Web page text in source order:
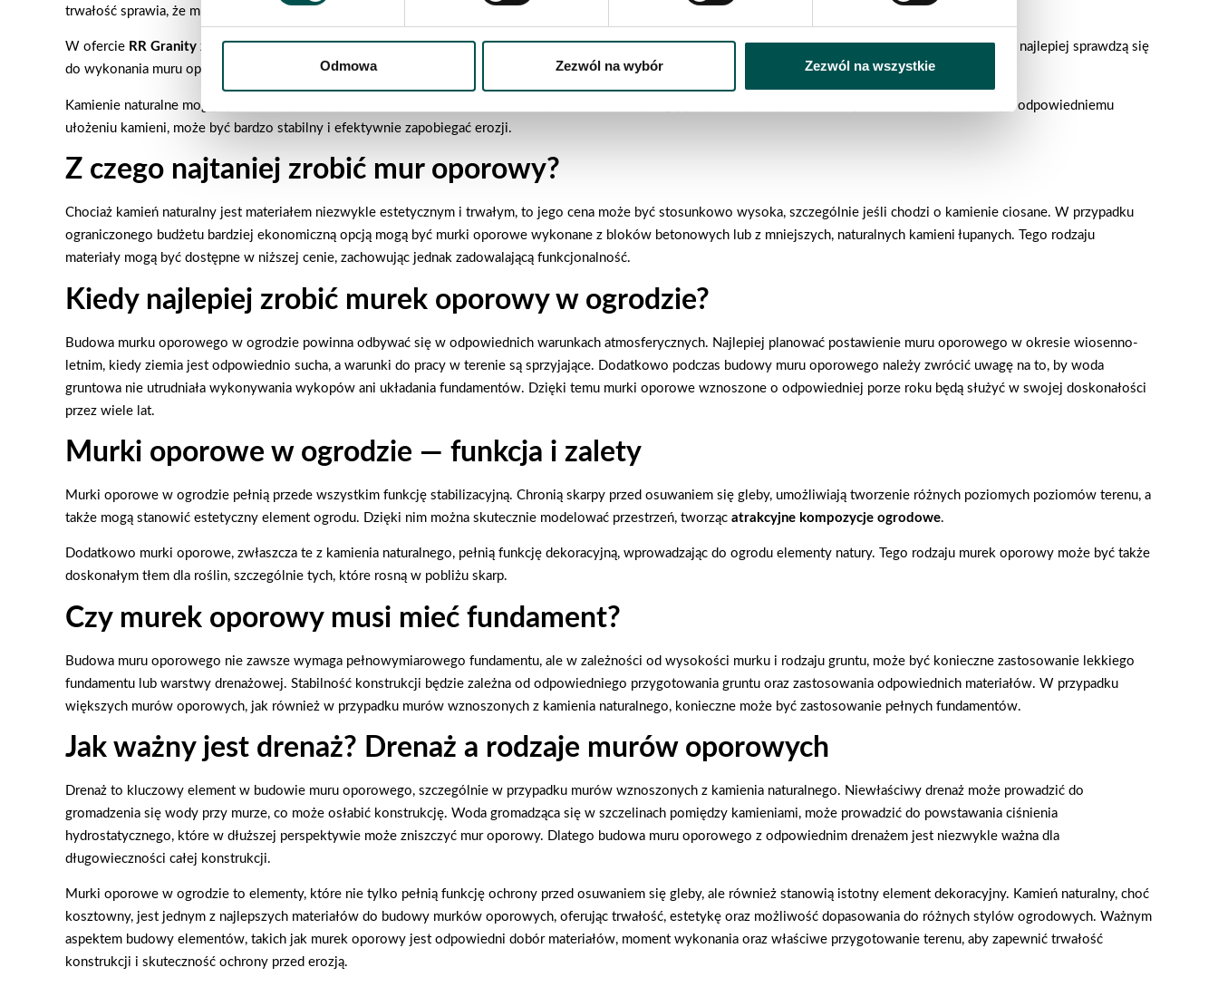
Odmowa Zezwól na wybór Zezwól na wszystkie
trwałość sprawia, że mury oporowe wykonane z kamienia naturalnego mogą służyć przez dziesięciolecia.
W ofercie RR Granity znajdą Państwo kamienie naturalne, dające szerokie możliwości w zakresie projektowania murków oporowych. Kamienie naturalne, które najlepiej sprawdzą się
do wykonania muru oporowego to
niezastąpiony granit
Kamienie naturalne mogą być także wykorzystywane do tworzenia murków suchych, które nie wymagają użycia zaprawy cementowej. Taki mur oporowy, dzięki odpowiedniemu
ułożeniu kamieni, może być bardzo stabilny i efektywnie zapobiegać erozji.
Z czego najtaniej zrobić mur oporowy?
Chociaż kamień naturalny jest materiałem niezwykle estetycznym i trwałym, to jego cena może być stosunkowo wysoka, szczególnie jeśli chodzi o kamienie ciosane. W przypadku
ograniczonego budżetu bardziej ekonomiczną opcją mogą być murki oporowe wykonane z bloków betonowych lub z mniejszych, naturalnych kamieni łupanych. Tego rodzaju
materiały mogą być dostępne w niższej cenie, zachowując jednak zadowalającą funkcjonalność.
Kiedy najlepiej zrobić murek oporowy w ogrodzie?
Budowa murku oporowego w ogrodzie powinna odbywać się w odpowiednich warunkach atmosferycznych. Najlepiej planować postawienie muru oporowego w okresie wiosenno-
letnim, kiedy ziemia jest odpowiednio sucha, a warunki do pracy w terenie są sprzyjające. Dodatkowo podczas budowy muru oporowego należy zwrócić uwagę na to, by woda
gruntowa nie utrudniała wykonywania wykopów ani układania fundamentów. Dzięki temu murki oporowe wznoszone o odpowiedniej porze roku będą służyć w swojej doskonałości
przez wiele lat.
Murki oporowe w ogrodzie — funkcja i zalety
Murki oporowe w ogrodzie pełnią przede wszystkim funkcję stabilizacyjną. Chronią skarpy przed osuwaniem się gleby, umożliwiają tworzenie różnych poziomych poziomów terenu, a
także mogą stanowić estetyczny element ogrodu. Dzięki nim można skutecznie modelować przestrzeń, tworząc atrakcyjne kompozycje ogrodowe.
Dodatkowo murki oporowe, zwłaszcza te z kamienia naturalnego, pełnią funkcję dekoracyjną, wprowadzając do ogrodu elementy natury. Tego rodzaju murek oporowy może być także
doskonałym tłem dla roślin, szczególnie tych, które rosną w pobliżu skarp.
Czy murek oporowy musi mieć fundament?
Budowa muru oporowego nie zawsze wymaga pełnowymiarowego fundamentu, ale w zależności od wysokości murku i rodzaju gruntu, może być konieczne zastosowanie lekkiego
fundamentu lub warstwy drenażowej. Stabilność konstrukcji będzie zależna od odpowiedniego przygotowania gruntu oraz zastosowania odpowiednich materiałów. W przypadku
większych murów oporowych, jak również w przypadku murów wznoszonych z kamienia naturalnego, konieczne może być zastosowanie pełnych fundamentów.
Jak ważny jest drenaż? Drenaż a rodzaje murów oporowych
Drenaż to kluczowy element w budowie muru oporowego, szczególnie w przypadku murów wznoszonych z kamienia naturalnego. Niewłaściwy drenaż może prowadzić do
gromadzenia się wody przy murze, co może osłabić konstrukcję. Woda gromadząca się w szczelinach pomiędzy kamieniami, może prowadzić do powstawania ciśnienia
hydrostatycznego, które w dłuższej perspektywie może zniszczyć mur oporowy. Dlatego budowa muru oporowego z odpowiednim drenażem jest niezwykle ważna dla
długowieczności całej konstrukcji.
Murki oporowe w ogrodzie to elementy, które nie tylko pełnią funkcję ochrony przed osuwaniem się gleby, ale również stanowią istotny element dekoracyjny. Kamień naturalny, choć
kosztowny, jest jednym z najlepszych materiałów do budowy murków oporowych, oferując trwałość, estetykę oraz możliwość dopasowania do różnych stylów ogrodowych. Ważnym
aspektem budowy elementów, takich jak murek oporowy jest odpowiedni dobór materiałów, moment wykonania oraz właściwe przygotowanie terenu, aby zapewnić trwałość
konstrukcji i skuteczność ochrony przed erozją.